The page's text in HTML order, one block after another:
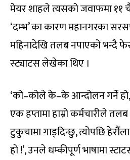
मेयर शाहले त्यसको जवाफमा ११
‘दम्भ’ का कारण महानगरका
महिनादेखि तलब नपाएको भन्दै
स्ट्याटस लेखेका थिए ।
‘को–कोले के–के आन्दोलन गर्ने
एक हप्तामा हाम्रो कर्मचारीले
टुकुचामा गाड्दिन्छु, त्योपछि
हो !’, उनले धम्कीपूर्ण भाषामा